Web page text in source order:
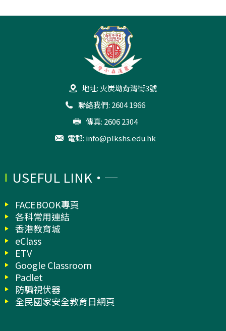
地址: 火炭坳背灣街3號
聯絡我們: 2604 1966
傳真: 2606 2304
電郵: info@plkshs.edu.hk
USEFUL LINK
FACEBOOK專頁
各科常用連結
香港教育城
eClass
ETV
Google Classroom
Padlet
防騙視伏器
全民國家安全教育日網頁